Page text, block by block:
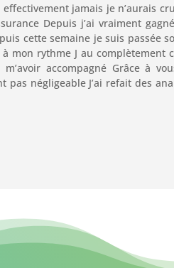
jamais je n’aurais
Depuis j’ai vraiment
cette semaine je suis passée
mon rythme J au complètement
accompagné Grâce à
négligeable J’ai refait des